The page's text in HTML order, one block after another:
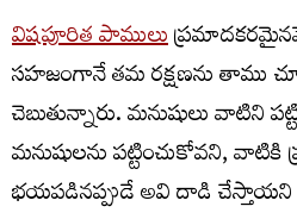
విషపూరిత పాములు
సహజంగానే తమ రక్షణను తాము
చెబుతున్నారు. మనుషులు వాటిని
మనుషులను పట్టించుకోవని, వాటికి
భయపడినప్పుడే అవి దాడి చేస్తాయని